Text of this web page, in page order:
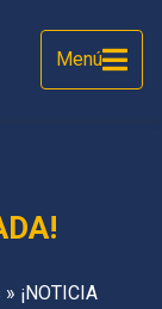
Menú
» ¡NOTICIA